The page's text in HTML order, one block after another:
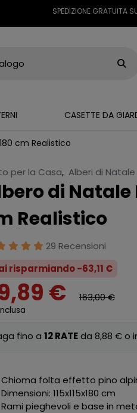
SPEDIZIONE GRATUITA SU
CASETTE DA
cm Realistico
per la Casa, Alberi di Natale
di Natale
Realistico
29 Recensioni
risparmiando -63,11 €
€ 163,00 €
fino a12 RATEda 8,88 € o
Chioma folta effetto pino
Dimensioni: 115x115x180 cm
Rami pieghevoli e base in